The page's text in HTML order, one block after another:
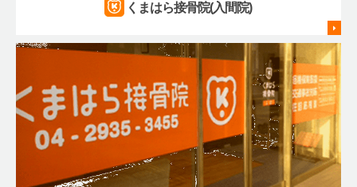
くまはら接骨院(入間院)